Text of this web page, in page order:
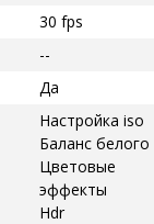
30 fps
--
Да
Настройка iso
Баланс белого
Цветовые
эффекты
Hdr